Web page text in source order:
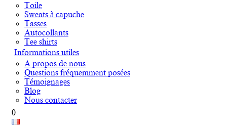
Toile
Sweats à capuche
Tasses
Autocollants
Tee shirts
Informations utiles
A propos de nous
Questions fréquemment posées
Témoignages
Blog
Nous contacter
0